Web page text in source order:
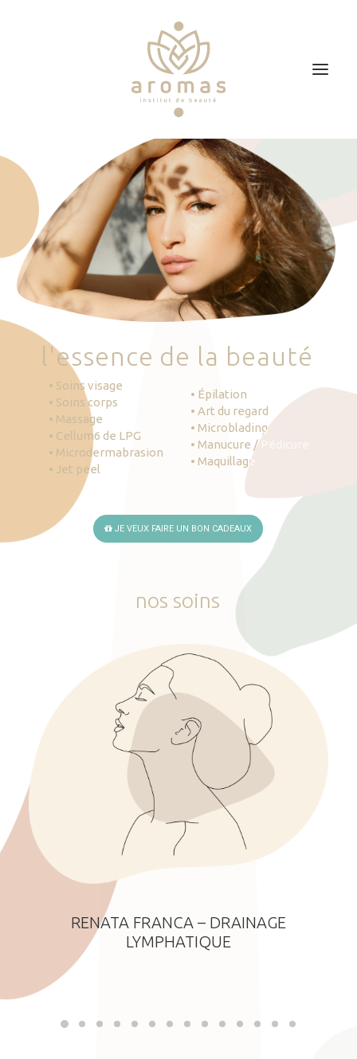
Soins
Je veux faire un bon cadeau
Plan d’accès
Prendre RDV
'essence de la beauté
• Soins visage
• Soins corps
• Massage
• Cellum6 de LPG
• Microdermabrasion
• Jet peel
• Épilation
• Art du regard
• Microblading
• Manucure / Pédicure
• Maquillage
JE VEUX FAIRE UN BON CADEAUX
nos soins
RENATA FRANCA – DRAINAGE
LYMPHATIQUE